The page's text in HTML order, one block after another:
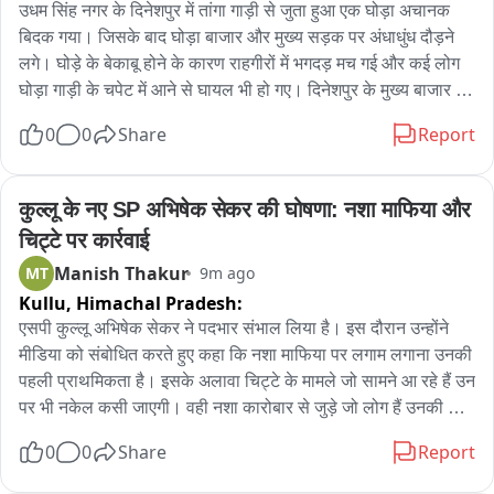
टेस्टिंग स्टेशनों के फर्जीवाड़े को रोक सकेगा?
- काशीराम चौधरी
जी मीडिया, जयपुर
उधम सिंह नगर के दिनेशपुर में तांगा गाड़ी से जुता हुआ एक घोड़ा अचानक
बिदक गया। जिसके बाद घोड़ा बाजार और मुख्य सड़क पर अंधाधुंध दौड़ने
लगे। घोड़े के बेकाबू होने के कारण राहगीरों में भगदड़ मच गई और कई लोग
घोड़ा गाड़ी के चपेट में आने से घायल भी हो गए। दिनेशपुर के मुख्य बाजार का
तांगा लेकर जाता दिखाई दे रहा है कि अचानक तांगा से जुता घोड़ा बिदक गया
लगा। घोड़े को बेकाबू भागते देखकर बाजार में भगदड़ मच गई। कई राहगीर में
घोड़े की चपेट में आने से घायल हो गए
0 0 Share Report
कुल्लू के नए SP अभिषेक सेकर की घोषणा: नशा माफिया और
चिट्टे पर कार्रवाई
MT Manish Thakur 9m ago
Kullu, Himachal Pradesh:
एसपी कुल्लू अभिषेक सेकर ने पदभार संभाल लिया है। इस दौरान उन्होंने
मीडिया को संबोधित करते हुए कहा कि नशा माफिया पर लगाम लगाना उनकी
पहली प्राथमिकता है। इसके अलावा चिट्टे के मामले जो सामने आ रहे हैं उन
पर भी नकेल कसी जाएगी। वही नशा कारोबार से जुड़े जो लोग हैं उनकी
उन्होंने कहा कि अधिक मात्रा में कुल्लू घूमने के लिए पर्यटक भी पहुंचते है।
0 0 Share Report